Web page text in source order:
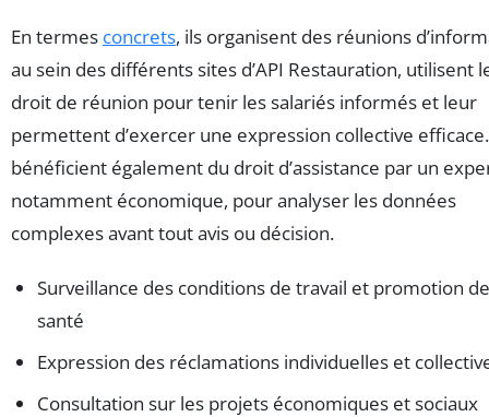
En termes concrets, ils organisent des réunions
au sein des différents sites d’API Restauration, utilisent
droit de réunion pour tenir les salariés informés et leur
permettent d’exercer une expression collective
bénéficient également du droit d’assistance par un
notamment économique, pour analyser les données
complexes avant tout avis ou décision.
Surveillance des conditions de travail et promotion
santé
Expression des réclamations individuelles et
Consultation sur les projets économiques et sociaux